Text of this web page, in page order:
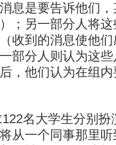
息是要告诉他们
；另一部分人将
收到的消息使他
部分人则认为这
，他们认为在组
名大学生分别
从一个同事那里